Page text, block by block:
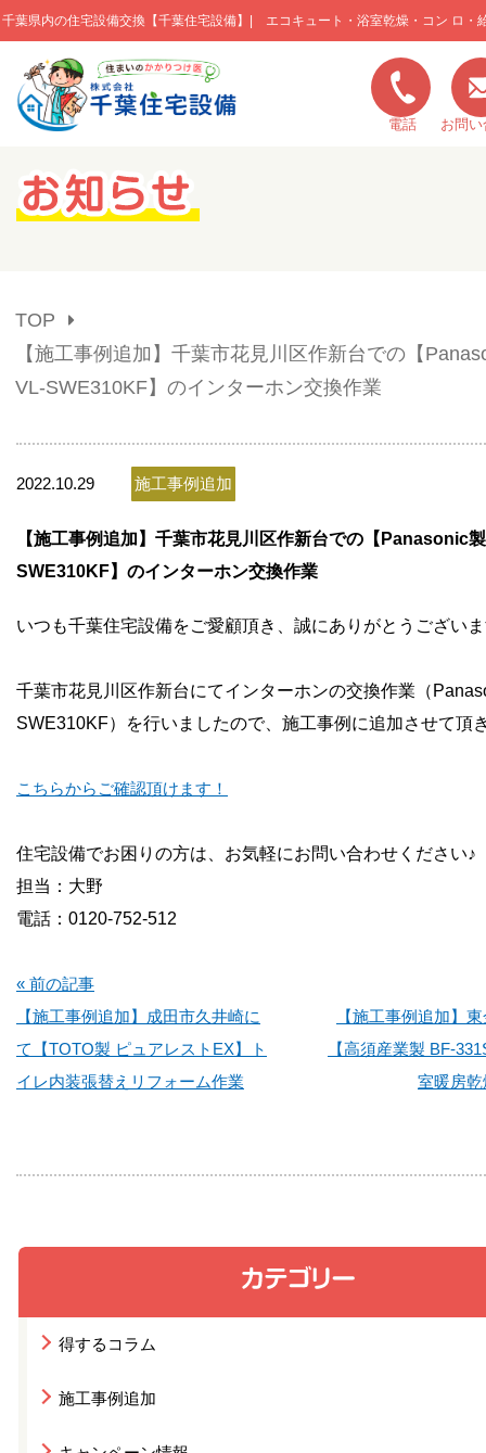
千葉県内の住宅設備交換【千葉住宅設備】| エコキュート・浴室乾燥・コン ロ・
このページの本文へ移動
電話 お問
キャンペーン一覧
お問い合わせ
会社概要
TOP
【施工事例追加】千葉市花見川区作新台での【
VL-SWE310KF】のインターホン交換作業
得するコラム
施工事例追加
2022.10.29 施工事例追加
【施工事例追加】千葉市花見川区作新台での【Panasonic
SWE310KF】のインターホン交換作業
いつも千葉住宅設備をご愛顧頂き、誠にありがとうござい
千葉市花見川区作新台にてインターホンの交換作業（
SWE310KF）を行いましたので、施工事例に追加させて頂
こちらからご確認頂けます！
住宅設備でお困りの方は、お気軽にお問い合わせください♪
担当：大野
電話：0120-752-512
« 前の記事
【施工事例追加】成田市久井崎に
て【TOTO製 ピュアレストEX】ト
イレ内装張替えリフォーム作業
【施工事例追加】
【高須産業製 BF-
室暖房